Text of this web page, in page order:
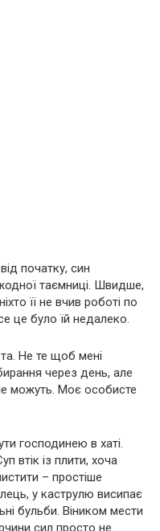
початку, син
таємниці. Швидше,
її не вчив роботі по
це було їй недалеко.
Не те щоб мені
через день, але
можуть. Моє особисте
господинею в хаті.
втік із плити, хоча
– простіше
у каструлю висипає
бульби. Віником мести
сил просто не